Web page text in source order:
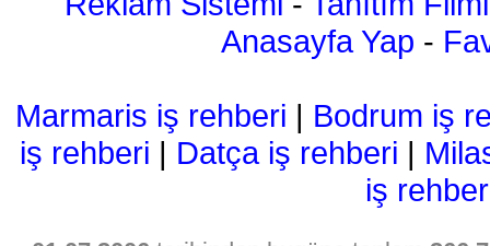
Anasayfa Yap -
Marmaris iş rehberi | Bodrum iş
iş rehberi | Datça iş rehberi |
iş